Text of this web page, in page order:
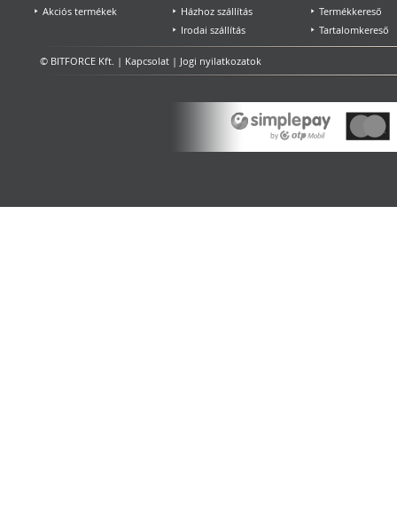
Akciós termékek
Házhoz szállítás
Irodai szállítás
Termékkereső
Tartalomkereső
© BITFORCE Kft. | Kapcsolat | Jogi nyilatkozatok